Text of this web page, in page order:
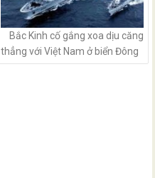
Bắc Kinh cố gắng xoa dịu căng
thẳng với Việt Nam ở biển Đông